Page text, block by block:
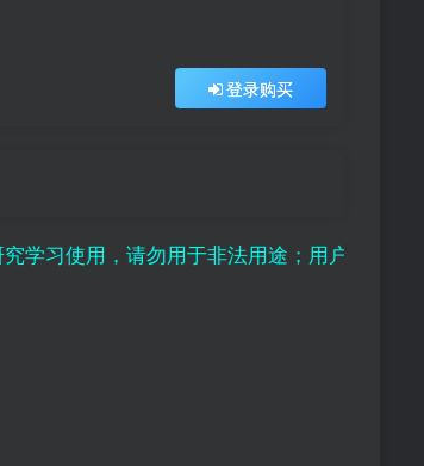
登录购买
，请勿用于非法用途；用户付费纯属对平